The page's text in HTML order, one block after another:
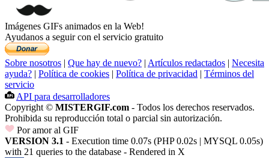
Imágenes GIFs animados en la Web!
Ayudanos a seguir con el servicio gratuito
Sobre nosotros | Que hay de nuevo? | Artículos redactados | Necesita
ayuda? | Política de cookies | Política de privacidad | Términos del
servicio
API para desarrolladores
Copyright © MISTERGIF.com - Todos los derechos reservados.
Prohibida su reproducción total o parcial sin autorización.
Por amor al GIF
VERSION 3.1 - Execution time 0.07s (PHP 0.02s | MYSQL 0.05s)
with 21 queries to the database - Rendered in X